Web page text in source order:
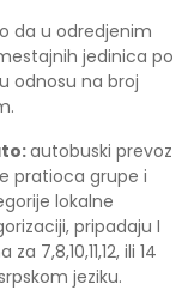
da u odredjenim
jedinica po
odnosu na broj
:autobuski prevoz
pratioca grupe i
lokalne
pripadaju I
7,8,10,11,12, ili 14
jeziku.